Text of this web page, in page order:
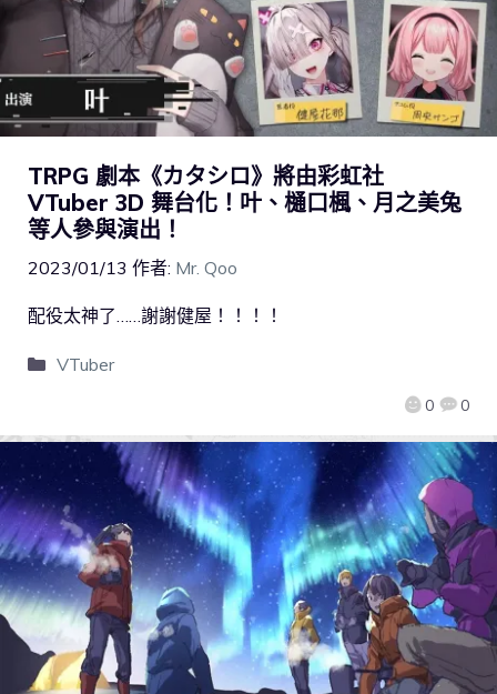
TRPG 劇本《カタシロ》將由彩虹社
VTuber 3D 舞台化！叶、樋口楓、月之美兔
等人參與演出！
2023/01/13 作者: Mr. Qoo
0 0
配役太神了……謝謝健屋！！！！
VTuber